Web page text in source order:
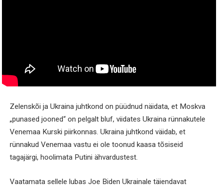
Zelenskõi ja Ukraina juhtkond on püüdnud näidata, et Moskva
„punased jooned“ on pelgalt bluf, viidates Ukraina rünnakutele
Venemaa Kurski piirkonnas. Ukraina juhtkond väidab, et
rünnakud Venemaa vastu ei ole toonud kaasa tõsiseid
tagajärgi, hoolimata Putini ähvardustest.
Vaatamata sellele lubas Joe Biden Ukrainale täiendavat